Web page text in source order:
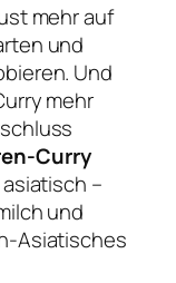
mehr auf
und
Und
mehr
Curry
–
und
Asiatisches